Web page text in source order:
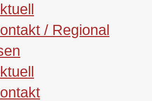
/ Regional